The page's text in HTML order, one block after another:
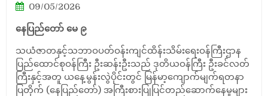
09/05/2026
နေပြည်တော် မေ ၉
သယံဇာတနှင့်သဘာဝပတ်ဝန်းကျင်ထိန်းသိမ်းရေးဝန်ကြီးဌာန
ပြည်ထောင်စုဝန်ကြီး ဦးဆန်းဦးသည် ဒုတိယဝန်ကြီး ဦးခင်လတ်
ကြီးနှင့်အတူ ယနေ့မွန်းလွဲပိုင်းတွင် မြန်မာ့ကျောက်မျက်ရတနာ
ပြတိုက် (နေပြည်တော်) အကြီးစားပြုပြင်တည်ဆောက်နေမှုများ